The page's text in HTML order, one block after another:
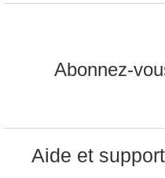
Abonnez-
Aide et support